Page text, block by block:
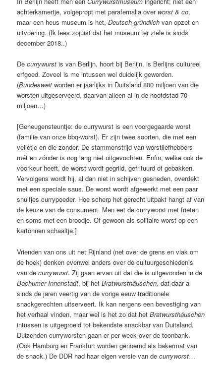
achterkamertje, volgepropt met parafernalia over worst & co,
maar een heus museum is het,Deutsch-gründlich van opzet en
uitvoering. (Ik lees zojuist dat het museum ter ziele is sinds
december 2018..)
Decurrywurst is van Berlijn, hoort bij Berlijn, is Berlijns cultureel
erfgoed. Zoveel is me intussen wel duidelijk geworden.
(Bundesweitworden er jaarlijks in Duitsland 800 miljoen van die
worsten uitgeserveerd, daarvan alleen al in de hoofdstad 70
miljoen…)
[Geheugensteuntje: de currywurst is een voorgegaarde worst
(familie van onze bbq-worst). Er zijn twee soorten, die met een
velletje en die zonder. De stammenstrijd van worstliefhebbers
mét en zónder is nog lang niet uitgevochten. Enfin, welke ook de
voorkeur heeft, de worst wordt gegrild, gefrituurd of gebakken.
Vervolgens wordt hij, al dan niet in schijven gesneden, overdekt
met een speciale saus. De worst wordt afgewerkt met een paar
snuifjes currypoeder. Hoe scherp het gerecht uitpakt hangt af van
de keuze van de consument. Men eet de curryworst met frieten
en soms met een broodje. Of gewoon als solitaire worst op een
kartonnen schaaltje.]
Vrienden van ons uit het Rijnland (net over de grens en vlak om
de hoek) denken evenwel anders over de cultuurgeschiedenis
van decurrywurst. Zij gaan ervan uit dat die is uitgevonden in de
Bochumer Innenstadt, bij hetBratwursthäuschen,dat daar al
sinds de jaren veertig van de vorige eeuw traditionele
snackgerechten uitserveert. Ik kan nergens een bevestiging van
het verhaal vinden, maar wel is het zo dat hetBratwursthäuschen
intussen is uitgegroeid tot bekendste snackbar van Duitsland.
Duizenden curryworsten gaan er per week over de toonbank.
(Ook Hamburg en Frankfurt worden genoemd als bakermat van
de snack.) De DDR had haar eigen versie van decurryworst…